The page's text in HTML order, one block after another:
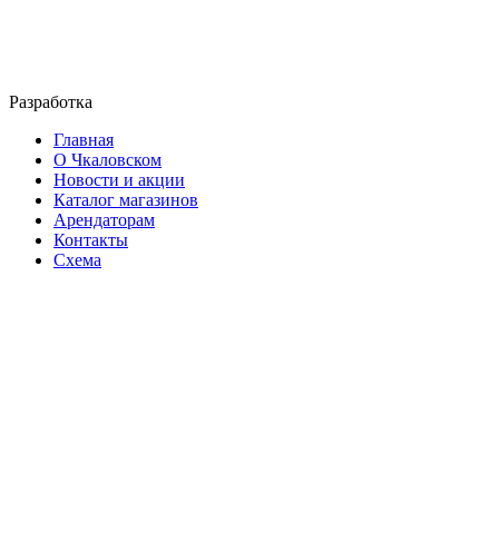
Разработка
Главная
О Чкаловском
Новости и акции
Каталог магазинов
Арендаторам
Контакты
Схема